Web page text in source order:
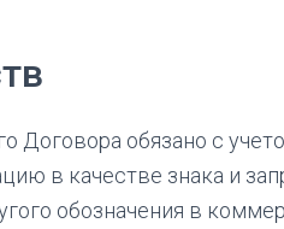
Договора обязано с
в качестве знака и
обозначения в